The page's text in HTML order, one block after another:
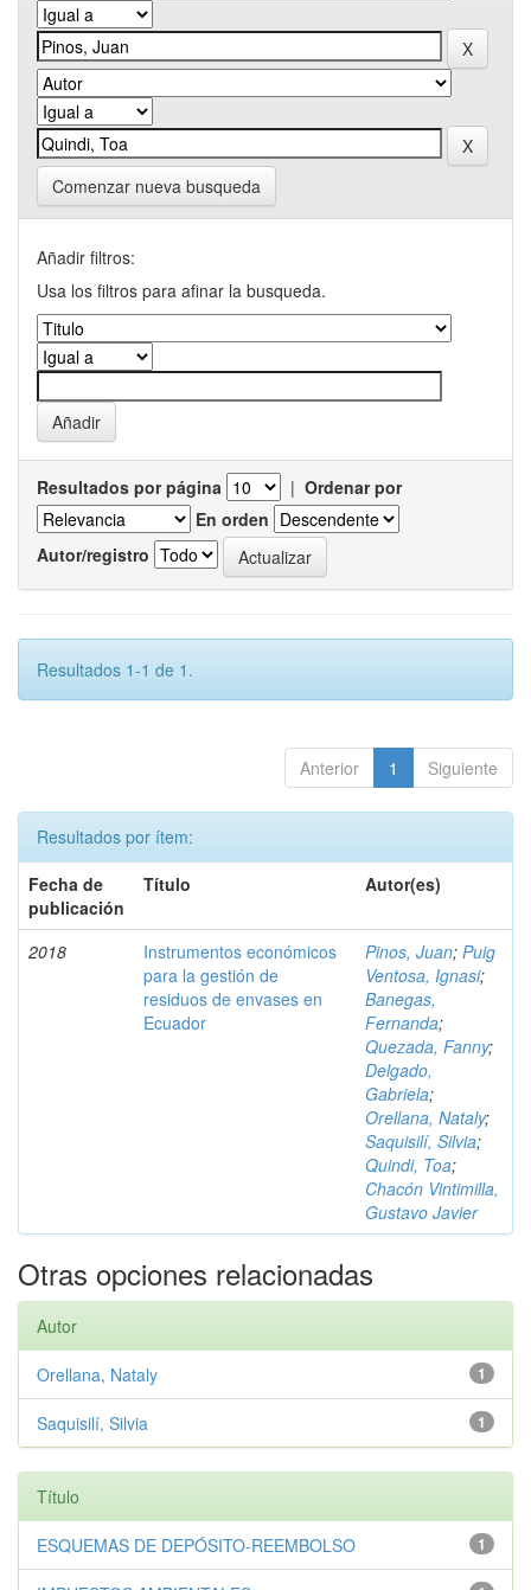
Comenzar nueva busqueda
Añadir filtros:
Usa los filtros para afinar la busqueda.
Resultados por página | Ordenar por
En orden
Autor/registro
Resultados 1-1 de 1.
Anterior 1 Siguiente
Resultados por ítem:
Fecha de
publicación
Título Autor(es)
2018
Instrumentos económicos
para la gestión de
residuos de envases en
Ecuador
Pinos, Juan; Puig
Ventosa, Ignasi;
Banegas,
Fernanda;
Quezada, Fanny;
Delgado,
Gabriela;
Orellana, Nataly;
Saquisilí, Silvia;
Quindi, Toa;
Chacón Vintimilla,
Gustavo Javier
Otras opciones relacionadas
Autor
1
Orellana, Nataly
1
Saquisilí, Silvia
Título
1
ESQUEMAS DE DEPÓSITO-REEMBOLSO